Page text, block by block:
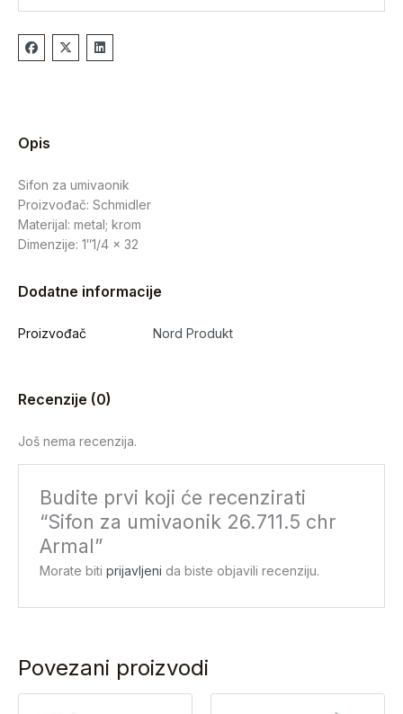
Opis
Sifon za umivaonik
Proizvođač: Schmidler
Materijal: metal; krom
Dimenzije: 1″1/4 x 32
Dodatne informacije
Proizvođač Nord Produkt
Recenzije (0)
Još nema recenzija.
Budite prvi koji će recenzirati
“Sifon za umivaonik 26.711.5 chr
Armal”
Morate bitiprijavljeni da biste objavili recenziju.
Povezani proizvodi